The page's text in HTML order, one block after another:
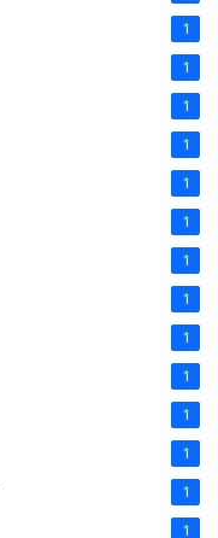
1
1
1
1
1
1
1
1
1
1
1
1
1
1